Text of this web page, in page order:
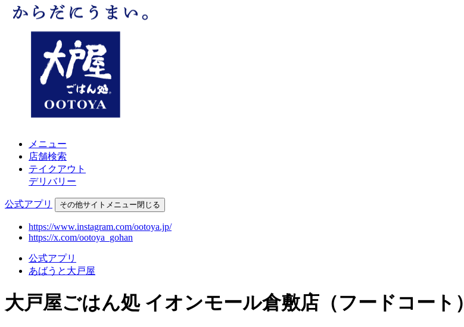
メニュー
店舗検索
テイクアウト
デリバリー
公式アプリ その他サイトメニュー閉じる
https://www.instagram.com/ootoya.jp/
https://x.com/ootoya_gohan
公式アプリ
あばうと大戸屋
大戸屋ごはん処 イオンモール倉敷店（フードコート）